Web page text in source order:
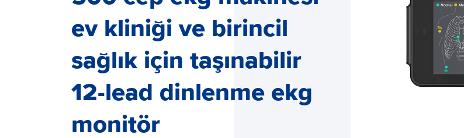
ev kliniği ve birincil
sağlık için taşınabilir
12-lead dinlenme ekg
monitör